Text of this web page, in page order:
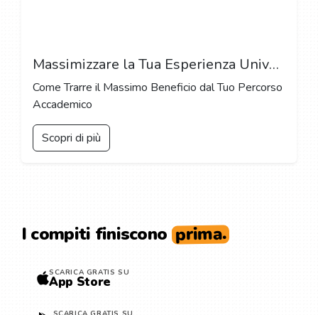
Massimizzare la Tua Esperienza Universitaria: Consigli per Ottenere il Massimo dalla Tua Formazione
Come Trarre il Massimo Beneficio dal Tuo Percorso
Accademico
Scopri di più
I compiti finiscono prima.
SCARICA GRATIS SU
App Store